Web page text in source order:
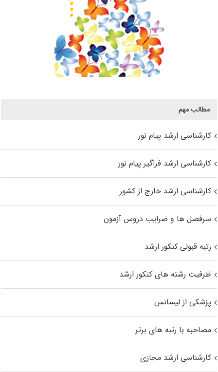
مطالب مهم
کارشناسی ارشد پیام نور
کارشناسی ارشد فراگیر پیام نور
کارشناسی ارشد خارج از کشور
سرفصل ها و ضرایب دروس آزمون
رتبه قبولی کنکور ارشد
ظرفیت رشته های کنکور ارشد
پزشکی از لیسانس
مصاحبه با رتبه های برتر
کارشناسی ارشد مجازی